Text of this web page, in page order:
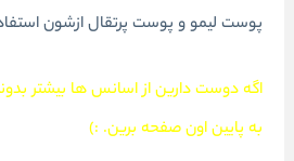
پوست لیمو و پوست پرتقال ازشون
اگه دوست دارین از اسانس ها بیشتر
به پایین اون صفحه برین. :)